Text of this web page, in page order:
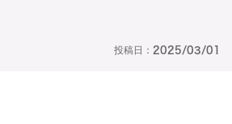
投稿日： 2025/03/01